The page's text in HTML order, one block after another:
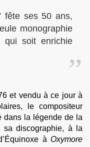
fête ses 50 ans,
monographie
qui soit enrichie
et vendu à ce jour à
le compositeur
dans la légende de la
sa discographie, à la
à Oxymore